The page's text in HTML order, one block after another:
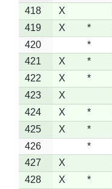
418
X
419
X *
420
*
421
X *
422
X *
423
X
424
X *
425
X *
426
*
427
X
428
X *